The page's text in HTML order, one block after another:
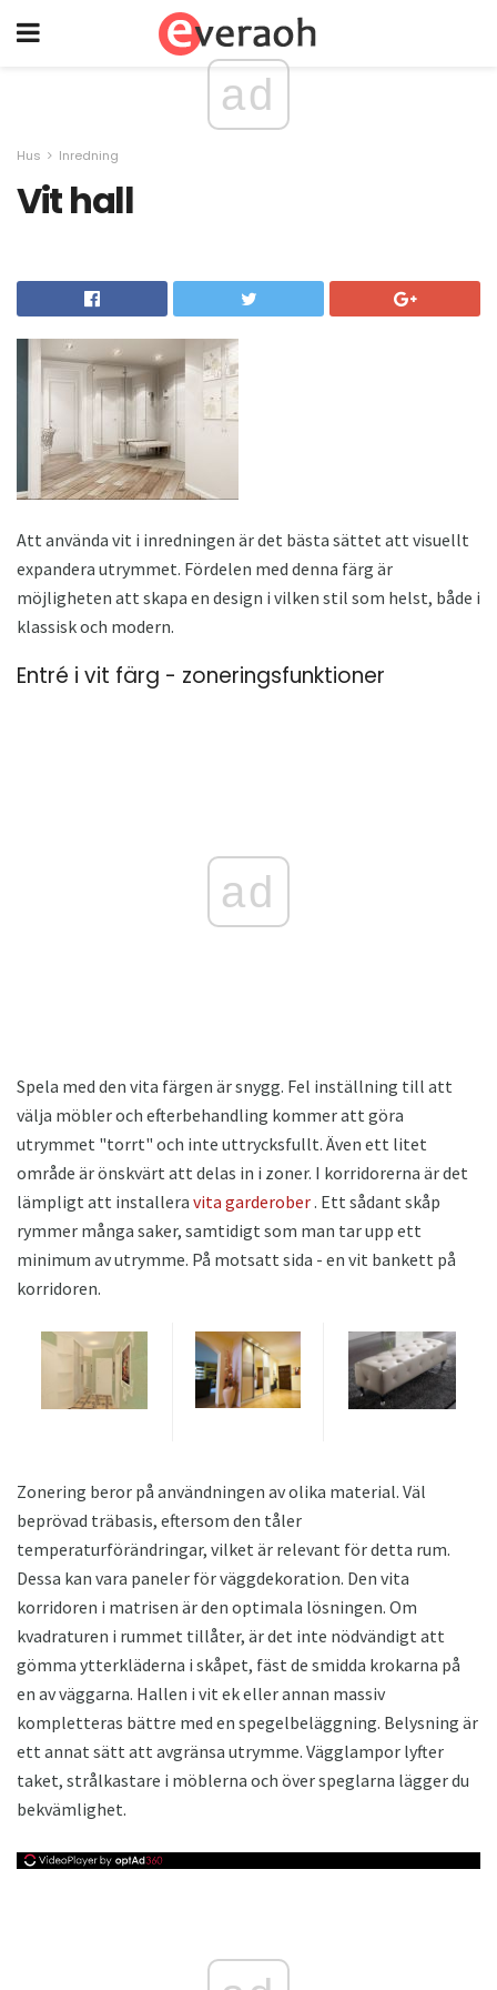
ad
Hus Inredning
Vit hall
Att använda vit i inredningen är det bästa sättet att visuellt
expandera utrymmet. Fördelen med denna färg är
möjligheten att skapa en design i vilken stil som helst, både i
klassisk och modern.
Entré i vit färg - zoneringsfunktioner
ad
Spela med den vita färgen är snygg. Fel inställning till att
välja möbler och efterbehandling kommer att göra
utrymmet "torrt" och inte uttrycksfullt. Även ett litet
område är önskvärt att delas in i zoner. I korridorerna är det
lämpligt att installera vita garderober. Ett sådant skåp
rymmer många saker, samtidigt som man tar upp ett
minimum av utrymme. På motsatt sida - en vit bankett på
korridoren.
Zonering beror på användningen av olika material. Väl
beprövad träbasis, eftersom den tåler
temperaturförändringar, vilket är relevant för detta rum.
Dessa kan vara paneler för väggdekoration. Den vita
korridoren i matrisen är den optimala lösningen. Om
kvadraturen i rummet tillåter, är det inte nödvändigt att
gömma ytterkläderna i skåpet, fäst de smidda krokarna på
en av väggarna. Hallen i vit ek eller annan massiv
kompletteras bättre med en spegelbeläggning. Belysning är
ett annat sätt att avgränsa utrymme. Vägglampor lyfter
taket, strålkastare i möblerna och över speglarna lägger du
bekvämlighet.